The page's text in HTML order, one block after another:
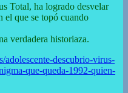
Total, ha logrado desvelar
el que se topó cuando
verdadera historiaza.
descubrio-virus-
que-queda-1992-quien-